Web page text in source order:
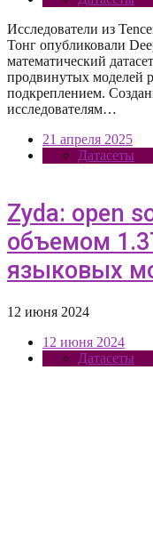
Исследователи из
Тонг опубликовали
математический
продвинутых моделей
подкреплением.
исследователям…
21 апреля 2025
Датасеты
Zyda: open
объемом
языковых
12 июня 2024
12 июня 2024
Датасеты